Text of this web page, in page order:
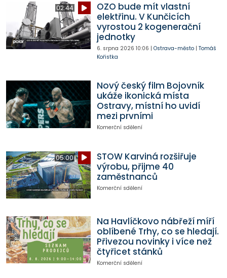
02:44
OZO bude mít vlastní
elektřinu. V Kunčicích
vyrostou 2 kogenerační
jednotky
6. srpna 2026 10:06 | Ostrava-město| Tomáš
Kořistka
Nový český film Bojovník
ukáže ikonická místa
Ostravy, místní ho uvidí
mezi prvními
Komerční sdělení
05:00
STOW Karviná rozšiřuje
výrobu, přijme 40
zaměstnanců
Komerční sdělení
Na Havlíčkovo nábřeží míří
oblíbené Trhy, co se hledají.
Přivezou novinky i více než
čtyřicet stánků
Komerční sdělení